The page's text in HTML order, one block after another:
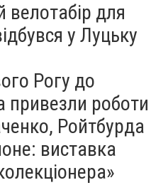
велотабір для
у Луцьку
Рогу до
привезли роботи
Ройтбурда
виставка